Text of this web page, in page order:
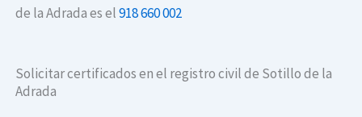
de la Adrada es el918 660 002
Solicitar certificados en el registro civil de Sotillo de la
Adrada